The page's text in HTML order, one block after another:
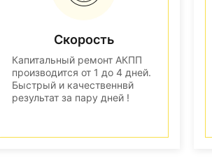
Скорость
Капитальный ремонт АКПП
производится от 1 до 4 дней.
Быстрый и качественнвй
результат за пару дней !